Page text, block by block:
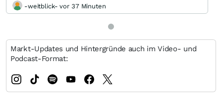
-weitblick- vor 37 Minuten
Markt-Updates und Hintergründe auch im Video- und
Podcast-Format: